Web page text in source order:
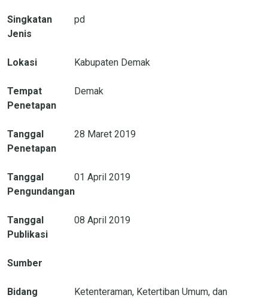
Singkatan
Jenis
pd
Lokasi Kabupaten Demak
Tempat
Penetapan
Demak
Tanggal
Penetapan
28 Maret 2019
Tanggal
Pengundangan
01 April 2019
Tanggal
Publikasi
08 April 2019
Sumber
Bidang
Ketenteraman, Ketertiban Umum, dan